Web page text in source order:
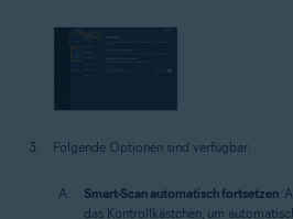
Folgende Optionen sind verfügbar:
Smart-Scan automatisch fortsetzen:
das Kontrollkästchen, um